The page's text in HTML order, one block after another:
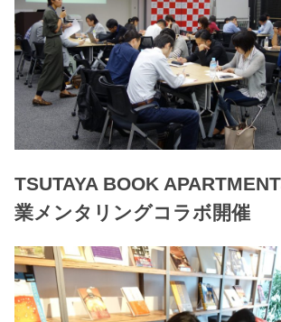
TSUTAYA BOOK
業メンタリングコラボ開催